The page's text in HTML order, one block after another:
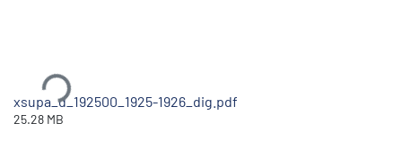
xsupa_d_192500_1925-1926_dig.pdf
25.28 MB